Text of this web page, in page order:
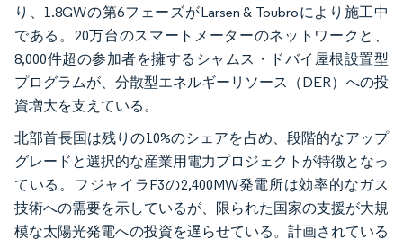
り、1.8GWの第6フェーズがLarsen & Toubroにより施工中
である。20万台のスマートメーターのネットワークと、
8,000件超の参加者を擁するシャムス・ドバイ屋根設置型
プログラムが、分散型エネルギーリソース（DER）への投
資増大を支えている。
北部首長国は残りの10%のシェアを占め、段階的なアップ
グレードと選択的な産業用電力プロジェクトが特徴となっ
ている。フジャイラF3の2,400MW発電所は効率的なガス
技術への需要を示しているが、限られた国家の支援が大規
模な太陽光発電への投資を遅らせている。計画されている